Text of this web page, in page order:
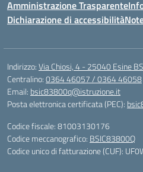
Amministrazione Trasparente
Dichiarazione di accessibilità
Indirizzo:Via Chiosi, 4 - 25040 Esine BS
Centralino:0364 46057 / 0364 46058
Email: bsic83800q@istruzione.it
Posta elettronica certificata (PEC):
Codice fiscale: 81003130176
Codice meccanografico: BSIC83800Q
Codice unico di fatturazione (CUF):